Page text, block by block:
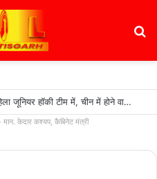
छत्तीसगढ़ की दो खिलाड़ी भारतीय महिला जूनियर हॉकी टीम में, चीन में होने वाले एशिया कप में दिखाएंगी दम….
मान. केदार कश्यप, कैबिनेट मंत्री